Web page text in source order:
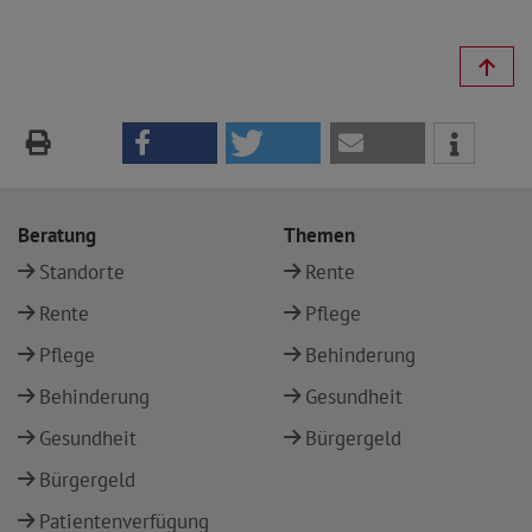
Beratung
Standorte
Rente
Pflege
Behinderung
Gesundheit
Bürgergeld
Patientenverfügung
Themen
Rente
Pflege
Behinderung
Gesundheit
Bürgergeld